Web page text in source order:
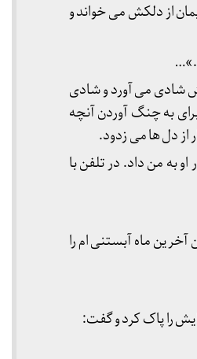
از دلکش می خواند و
.»…
شادی می آورد و شادی
به چنگ آوردن آنچه
از دل ها می زدود.
او به من داد. در تلفن با
ماه آبستنی ام را
را پاک کرد و گفت: